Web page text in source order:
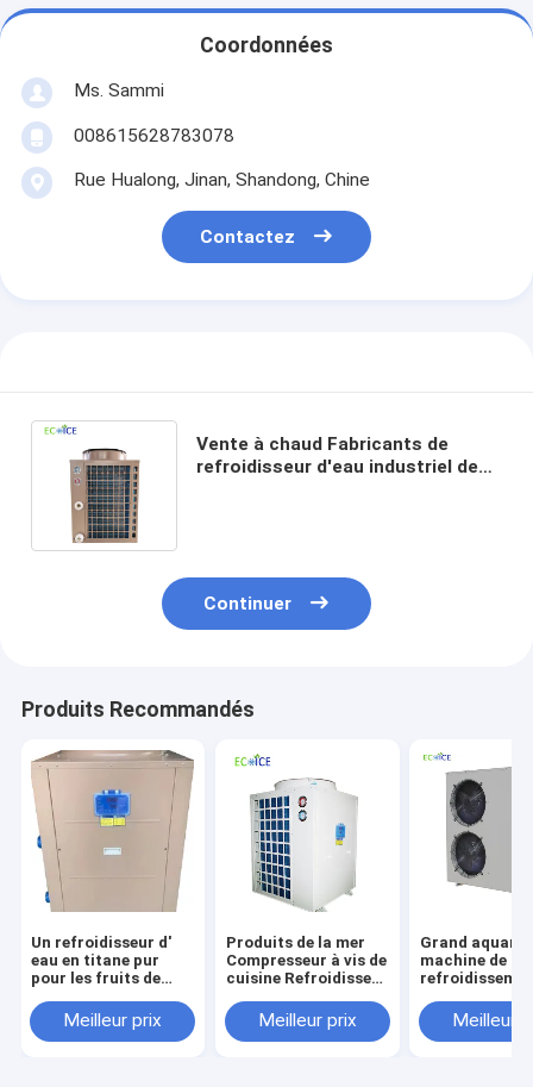
Coordonnées
Ms. Sammi
008615628783078
Rue Hualong, Jinan, Shandong, Chine
Contactez
Vente à chaud Fabricants de
refroidisseur d'eau industriel de
Continuer
Produits Recommandés
Un refroidisseur d'
eau en titane pur
pour les fruits de
bain de glace.
Meilleur prix
Produits de la mer
Compresseur à vis de
cuisine Refroidisseur
Fabrication 1p pour
refroidissement à
Meilleur prix
Grand
machine de
eau Aqua
refroidisseur
Meilleur